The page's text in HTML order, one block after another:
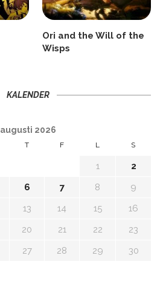
Ori and the Will of the
Wisps
KALENDER
augusti 2026
T F L S
1
2
6 7 8
9
13 14 15
16
20 21 22
23
27 28 29
30